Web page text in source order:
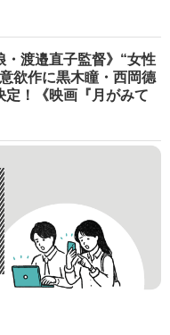
・渡邉直子監督》“女性
欲作に黒木瞳・西岡德
定！《映画『月がみて